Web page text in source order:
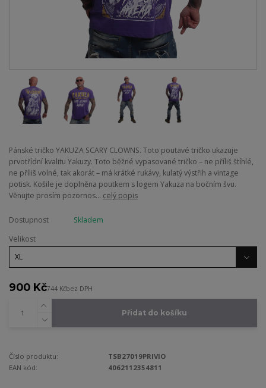
Pánské tričko YAKUZA SCARY CLOWNS. Toto poutavé tričko ukazuje
prvotřídní kvalitu Yakuzy. Toto běžné vypasované tričko – ne příliš štíhlé,
ne příliš volné, tak akorát – má krátké rukávy, kulatý výstřih a vintage
potisk. Košile je doplněna poutkem s logem Yakuza na bočním švu.
Věnujte prosím pozornos... celý popis
Dostupnost
Skladem
Velikost
900 Kč744 Kčbez DPH
Přidat do košíku
Číslo produktu:
TSB27019PRIVIO
EAN kód:
4062112354811